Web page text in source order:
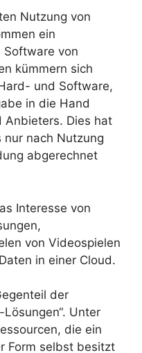
Nutzung von
ein
von
kümmern sich
und Software,
in die Hand
Anbieters. Dies hat
nach Nutzung
abgerechnet
Interesse von
von Videospielen
in einer Cloud.
der
Unter
die ein
Form selbst besitzt